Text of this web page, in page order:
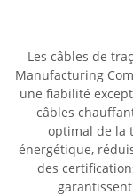
Les câbles de
Manufacturing
une fiabilité
câbles
optimal de la
énergétique,
des